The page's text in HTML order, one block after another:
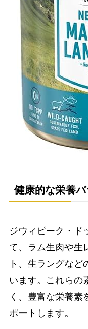
健康的な栄養
ジウィピーク・ド
て、ラム生肉や生
ト、生ラングなど
います。これらの
く、豊富な栄養素
ポートします。